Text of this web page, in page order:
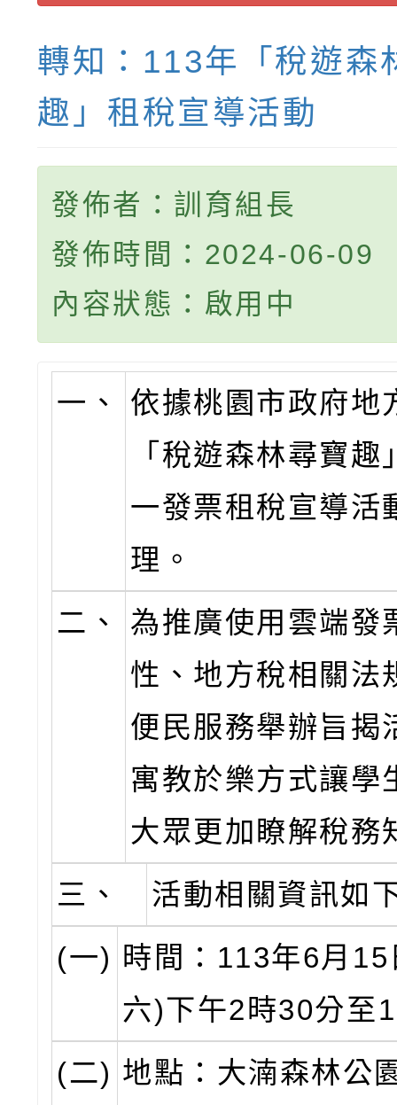
轉知：113年「稅遊森
趣」租稅宣導活動
發佈者：訓育組長
發佈時間：2024-06-09
內容狀態：啟用中
一、 依據桃園市政府地
「稅遊森林尋寶趣
一發票租稅宣導活
理。
二、
為推廣使用雲端發
性、地方稅相關法
便民服務舉辦旨揭
寓教於樂方式讓學
大眾更加瞭解稅務
三、
活動相關資訊如
(一) 時間：113年6月
六)下午2時30分至
(二) 地點：大湳森林公